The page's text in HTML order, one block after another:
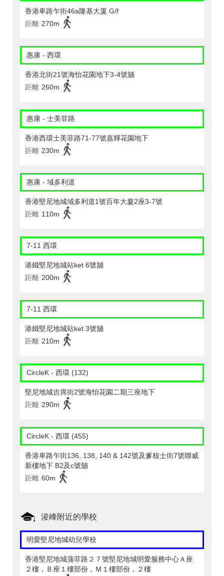
香港卑路乍街46a隆基大厦 G/f
距離 270m
惠康 - 西環
香港北街21號海怡花園地下3-4號舖
距離 260m
惠康 - 士美菲路
香港西環士美菲路71-77號嘉輝花園地下
距離 230m
惠康 - 域多利道
香港堅尼地城域多利道1號百年大廈2座3-7號
距離 110m
7-11 西環
港鐵堅尼地城站ket 6號舖
距離 200m
7-11 西環
港鐵堅尼地城站ket 3號舖
距離 210m
CircleK - 西環 (132)
堅尼地城吉席街2號海怡花園二期三座地下
距離 290m
CircleK - 西環 (455)
香港卑路乍街136, 138, 140 & 142號及爹核士街7號聯威
新樓地下 B2及c號舖
距離 60m
浚峰附近的學校
明愛堅尼地城幼兒學校
香港堅尼地城蒲菲路２７號堅尼地城明愛服務中心Ａ座
２樓，Ｂ座１樓部份，Ｍ１樓部份，２樓